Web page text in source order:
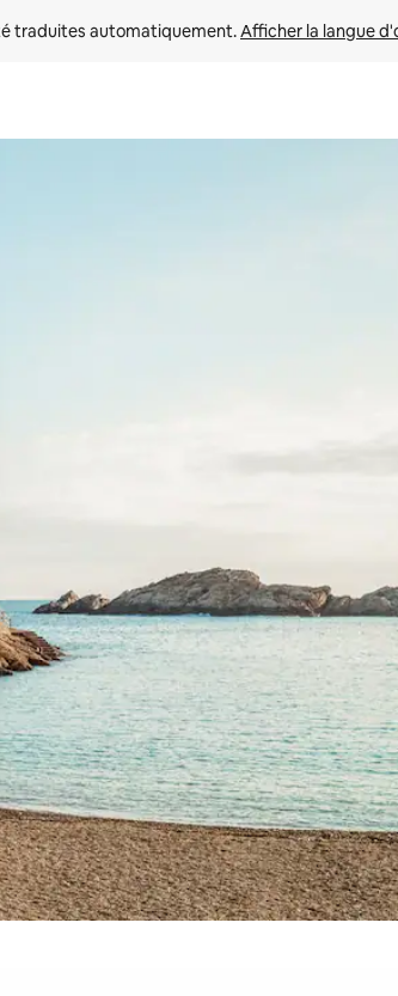
traduites automatiquement. Afficher la langue
pour les parcourir ou en appuyant et en faisant